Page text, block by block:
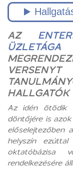
AZ
ÜZLETÁGA
HALLGATÓK
Az idén ötödik
döntőjére is
előselejtezőben
helyszín
oktatóbázisa
rendelkezésére